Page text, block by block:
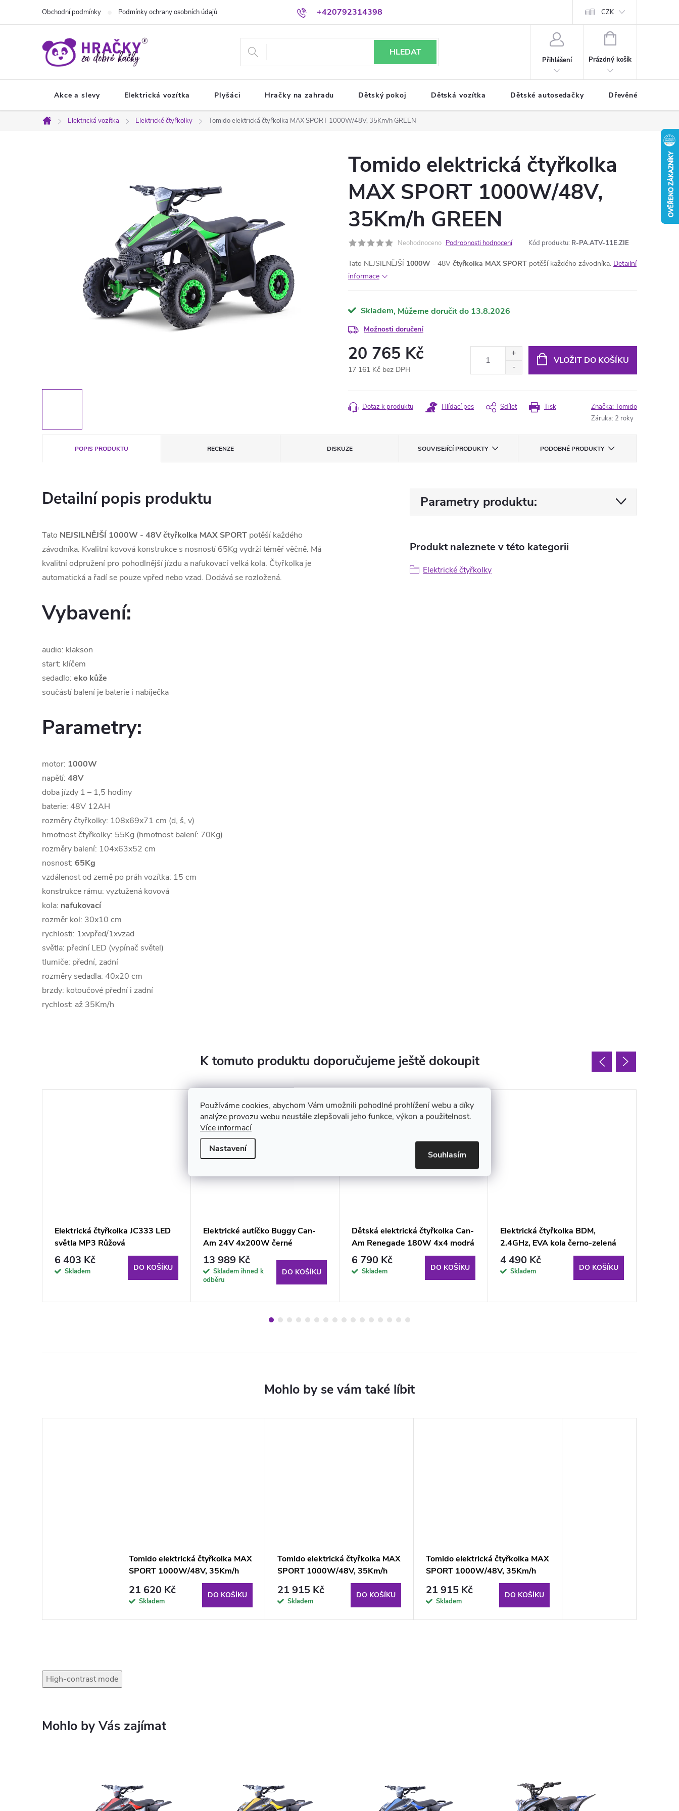
Používáme cookies, abychom Vám umožnili pohodlné prohlížení webu a díky
analýze provozu webu neustále zlepšovali jeho funkce, výkon a použitelnost.
Více informací
Nastavení
Souhlasím
+420792314398
Obchodní podmínky Podmínky ochrany osobních údajů CZK
HLEDAT
Přihlášení
NÁKUPNÍ
Prázdný košík
Akce a slevy Elektrická vozítka Plyšáci Hračky na zahradu Dětský pokoj Dětská vozítka Dětské autosedačky Dřevěné hračky
Domů
Elektrická vozítka Elektrické čtyřkolky Tomido elektrická čtyřkolka MAX SPORT 1000W/48V, 35Km/h GREEN
Tomido elektrická čtyřkolka
MAX SPORT 1000W/48V,
35Km/h GREEN
Neohodnoceno Podrobnosti hodnocení Kód produktu: R-PA.ATV-11E.ZIE
Tato NEJSILNĚJŠÍ 1000W - 48V čtyřkolka MAX SPORT potěší každého závodníka. Detailní
informace
Skladem 13.8.2026
Možnosti doručení
20 765 Kč
17 161 Kč bez DPH
cena:
VLOŽIT DO KOŠÍKU
Tisk
Dotaz k produktu Hlídací pes Sdílet Značka:Tomido
Záruka: 2 roky
POPIS PRODUKTU RECENZE DISKUZE SOUVISEJÍCÍ PRODUKTY PODOBNÉ PRODUKTY
Detailní popis produktu
Tato NEJSILNĚJŠÍ 1000W - 48Včtyřkolka MAX SPORT potěší každého
závodníka. Kvalitní kovová konstrukce s nosností 65Kg vydrží téměř věčně. Má
kvalitní odpružení pro pohodlnější jízdu a nafukovací velká kola. Čtyřkolka je
automatická a řadí se pouze vpřed nebo vzad. Dodává se rozložená.
Vybavení:
audio: klakson
start: klíčem
sedadlo: eko kůže
součástí balení je baterie i nabíječka
Parametry:
motor: 1000W
napětí: 48V
doba jízdy 1 – 1,5 hodiny
baterie: 48V 12AH
rozměry čtyřkolky: 108x69x71 cm (d, š, v)
hmotnost čtyřkolky: 55Kg (hmotnost balení: 70Kg)
rozměry balení: 104x63x52 cm
nosnost: 65Kg
vzdálenost od země po práh vozítka: 15 cm
konstrukce rámu: vyztužená kovová
kola: nafukovací
rozměr kol: 30x10 cm
rychlosti: 1xvpřed/1xvzad
světla: přední LED (vypínač světel)
tlumiče: přední, zadní
rozměry sedadla: 40x20 cm
brzdy: kotoučové přední i zadní
rychlost: až 35Km/h
Parametry produktu:
Produkt naleznete v této kategorii
Elektrické čtyřkolky
K tomuto produktu doporučujeme ještě dokoupit
Elektrická čtyřkolka JC333 LED
světla MP3 Růžová
6 403 Kč
Skladem DO KOŠÍKU
Elektrické autíčko Buggy Can-
Am 24V 4x200W černé
13 989 Kč
Skladem ihned k
odběru
DO KOŠÍKU
Dětská elektrická čtyřkolka Can-
Am Renegade 180W 4x4 modrá
6 790 Kč
Skladem DO KOŠÍKU
Elektrická čtyřkolka BDM,
2.4GHz, EVA kola černo-zelená
4 490 Kč
Skladem DO KOŠÍKU
Tomido elektrická čtyřkolka MAX
SPORT 1000W/48V, 35Km/h
21 620 Kč
Skladem
DO KOŠÍKU
Tomido elektrická čtyřkolka MAX
SPORT 1000W/48V, 35Km/h
21 915 Kč
Skladem
DO KOŠÍKU
Tomido elektrická čtyřkolka MAX
SPORT 1000W/48V, 35Km/h
21 915 Kč
Skladem
DO KOŠÍKU
High-contrast mode